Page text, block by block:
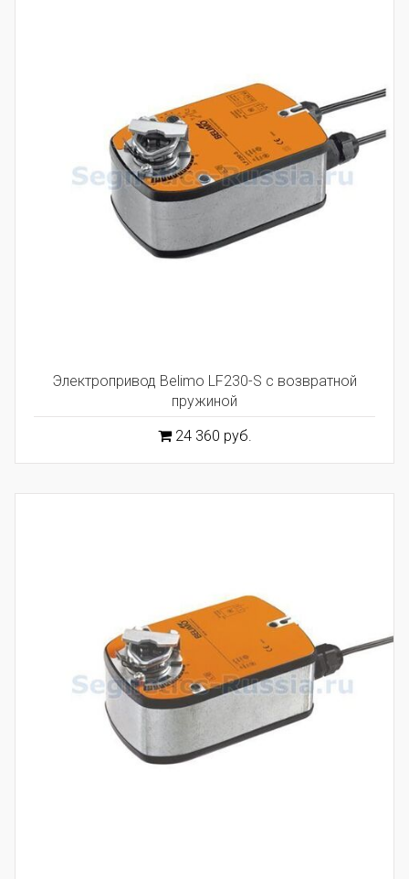
Электропривод Belimo LF230-S с возвратной
пружиной
24 360 руб.